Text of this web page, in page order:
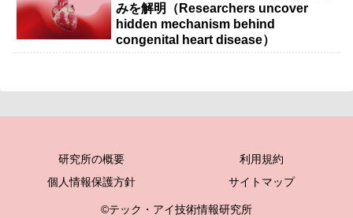
みを解明（Researchers uncover
hidden mechanism behind
congenital heart disease）
研究所の概要
利用規約
個人情報保護方針
サイトマップ
©テック・アイ技術情報研究所